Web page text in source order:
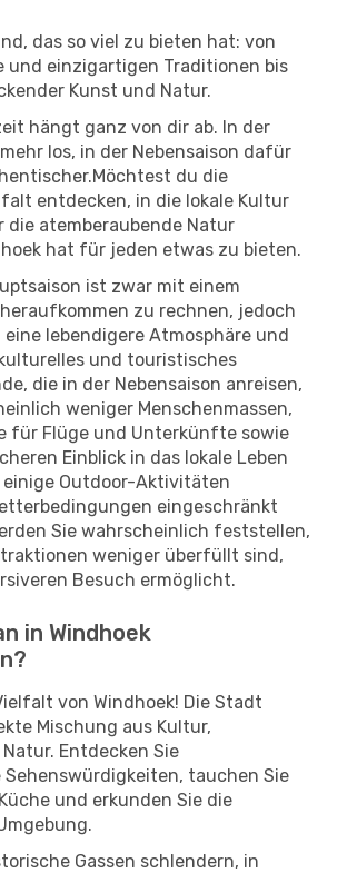
das so viel zu bieten hat: von
und einzigartigen Traditionen bis
Kunst und Natur.
hängt ganz von dir ab. In der
los, in der Nebensaison dafür
du die
entdecken, in die lokale Kultur
die atemberaubende Natur
hat für jeden etwas zu bieten.
ist zwar mit einem
zu rechnen, jedoch
lebendigere Atmosphäre und
und touristisches
die in der Nebensaison anreisen,
weniger Menschenmassen,
für Flüge und Unterkünfte sowie
Einblick in das lokale Leben
einige Outdoor-Aktivitäten
eingeschränkt
Sie wahrscheinlich feststellen,
weniger überfüllt sind,
Besuch ermöglicht.
in Windhoek
von Windhoek! Die Stadt
Mischung aus Kultur,
Entdecken Sie
Sehenswürdigkeiten, tauchen Sie
und erkunden Sie die
Gassen schlendern, in